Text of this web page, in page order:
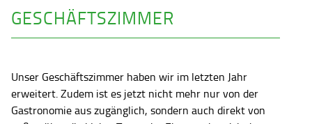
GESCHÄFTSZIMMER
Unser Geschäftszimmer haben wir im letzten Jahr
erweitert. Zudem ist es jetzt nicht mehr nur von der
Gastronomie aus zugänglich, sondern auch direkt von